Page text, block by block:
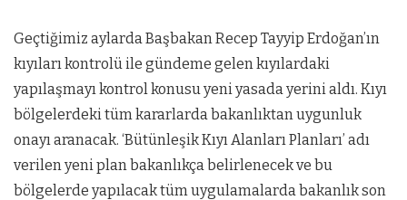
Geçtiğimiz aylarda Başbakan Recep Tayyip Erdoğan’ın
kıyıları kontrolü ile gündeme gelen kıyılardaki
yapılaşmayı kontrol konusu yeni yasada yerini aldı. Kıyı
bölgelerdeki tüm kararlarda bakanlıktan uygunluk
onayı aranacak. ‘Bütünleşik Kıyı Alanları Planları’ adı
verilen yeni plan bakanlıkça belirlenecek ve bu
bölgelerde yapılacak tüm uygulamalarda bakanlık son